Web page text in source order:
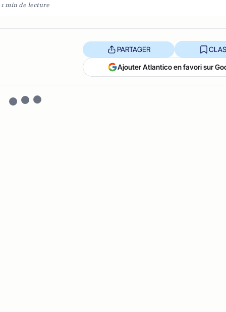
1 min de lecture
PARTAGER
Ajouter Atlantico en favori sur